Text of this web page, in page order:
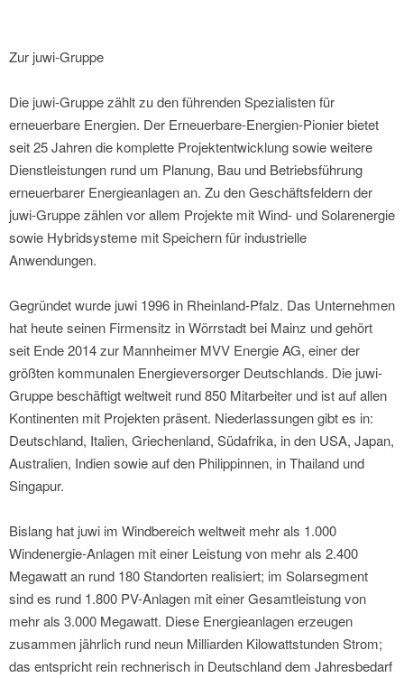
Zur juwi-Gruppe
Die juwi-Gruppe zählt zu den führenden Spezialisten für
erneuerbare Energien. Der Erneuerbare-Energien-Pionier bietet
seit 25 Jahren die komplette Projektentwicklung sowie weitere
Dienstleistungen rund um Planung, Bau und Betriebsführung
erneuerbarer Energieanlagen an. Zu den Geschäftsfeldern der
juwi-Gruppe zählen vor allem Projekte mit Wind- und Solarenergie
sowie Hybridsysteme mit Speichern für industrielle
Anwendungen.
Gegründet wurde juwi 1996 in Rheinland-Pfalz. Das Unternehmen
hat heute seinen Firmensitz in Wörrstadt bei Mainz und gehört
seit Ende 2014 zur Mannheimer MVV Energie AG, einer der
größten kommunalen Energieversorger Deutschlands. Die juwi-
Gruppe beschäftigt weltweit rund 850 Mitarbeiter und ist auf allen
Kontinenten mit Projekten präsent. Niederlassungen gibt es in:
Deutschland, Italien, Griechenland, Südafrika, in den USA, Japan,
Australien, Indien sowie auf den Philippinnen, in Thailand und
Singapur.
Bislang hat juwi im Windbereich weltweit mehr als 1.000
Windenergie-Anlagen mit einer Leistung von mehr als 2.400
Megawatt an rund 180 Standorten realisiert; im Solarsegment
sind es rund 1.800 PV-Anlagen mit einer Gesamtleistung von
mehr als 3.000 Megawatt. Diese Energieanlagen erzeugen
zusammen jährlich rund neun Milliarden Kilowattstunden Strom;
das entspricht rein rechnerisch in Deutschland dem Jahresbedarf